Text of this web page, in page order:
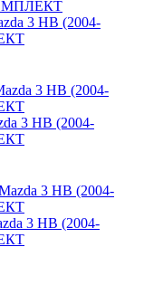
3 HB (2004-
3 HB (2004-
3 HB (2004-